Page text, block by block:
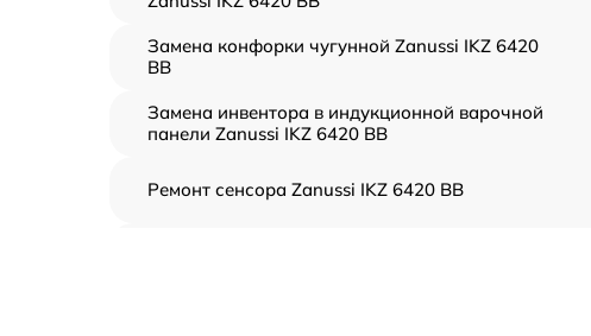
Замена конфорки чугунной Zanussi IKZ 6420
BB
Замена инвентора в индукционной варочной
панели Zanussi IKZ 6420 BB
Ремонт сенсора Zanussi IKZ 6420 BB